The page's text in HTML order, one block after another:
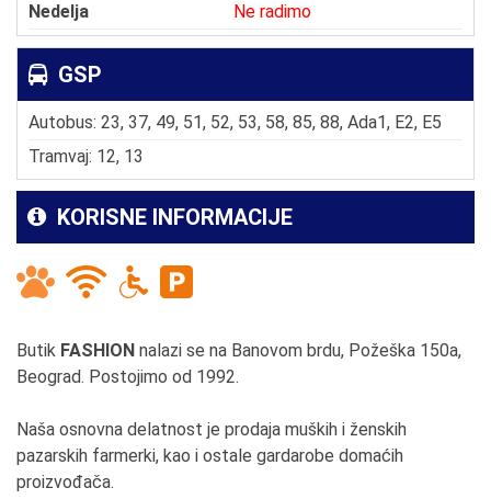
Nedelja
Ne radimo
GSP
Autobus: 23, 37, 49, 51, 52, 53, 58, 85, 88, Ada1, E2, E5
Tramvaj: 12, 13
KORISNE INFORMACIJE
Butik FASHION nalazi se na Banovom brdu, Požeška 150a,
Beograd. Postojimo od 1992.
Naša osnovna delatnost je prodaja muških i ženskih
pazarskih farmerki, kao i ostale gardarobe domaćih
proizvođača.